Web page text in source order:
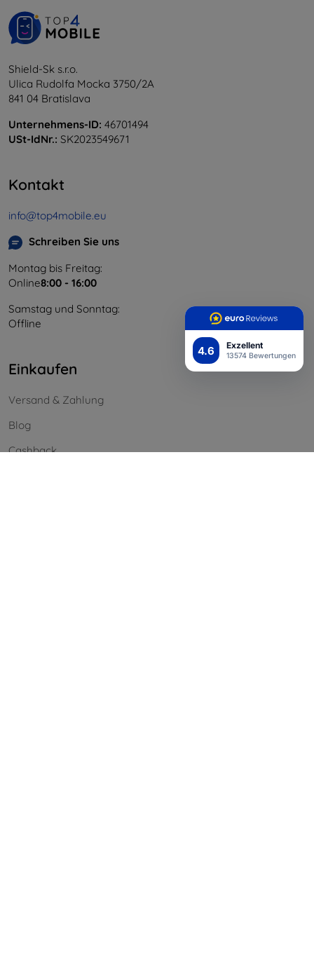
4.6 Exzellent
13574 Bewertungen
Shield-Sk s.r.o.
Ulica Rudolfa Mocka 3750/2A
841 04 Bratislava
Unternehmens-ID: 46701494
USt-IdNr.: SK2023549671
Kontakt
info@top4mobile.eu
Schreiben Sie uns
Montag bis Freitag:
Online8:00 - 16:00
Samstag und Sonntag:
Offline
Einkaufen
Versand & Zahlung
Blog
Cashback